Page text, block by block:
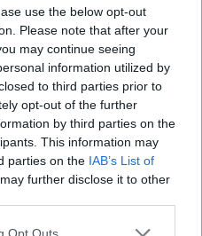
use the below opt-out
Please note that after your
may continue seeing
information utilized by
to third parties prior to
opt-out of the further
by third parties on the
This information may
parties on the IAB’s List of
further disclose it to other
uses one or more Google
Opt Outs
izolácie sa ukladá
takže vrstva tepelnej
je chránená pred
sa položí
geometriou tvaru a